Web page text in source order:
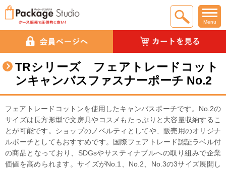
Menu
TRシリーズ フェアトレードコット
ンキャンバスファスナーポーチ No.2
フェアトレードコットンを使用したキャンバスポーチです。No.2の
サイズは長方形型で文房具やコスメもたっぷりと大容量収納するこ
とが可能です。ショップのノベルティとしてや、販売用のオリジナ
ルポーチとしてもおすすめです。国際フェアトレード認証ラベル付
の商品となっており、SDGsやサスティナブルへの取り組みで企業
価値を高められます。サイズがNo.1、No.2、No.3の3サイズ展開し